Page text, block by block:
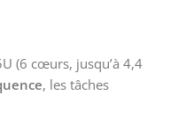
(6 cœurs, jusqu’à 4,4
, les tâches